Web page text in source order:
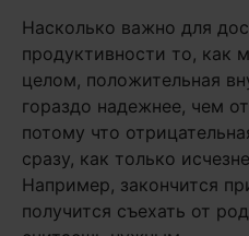
Насколько важно для
продуктивности то, как
целом, положительная
гораздо надежнее, чем
потому что
сразу, как только
Например, закончится
получится съехать от